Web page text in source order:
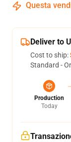
Questa
Deliver to
Cost to ship:
Standard -
Production
Today